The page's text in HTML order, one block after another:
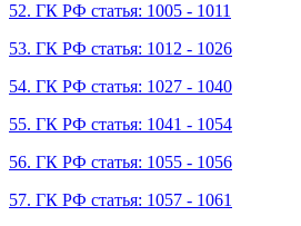
52. ГК РФ статья: 1005 - 1011
53. ГК РФ статья: 1012 - 1026
54. ГК РФ статья: 1027 - 1040
55. ГК РФ статья: 1041 - 1054
56. ГК РФ статья: 1055 - 1056
57. ГК РФ статья: 1057 - 1061